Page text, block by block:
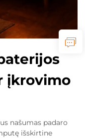
įkrovimo
našumas padaro
išskirtine